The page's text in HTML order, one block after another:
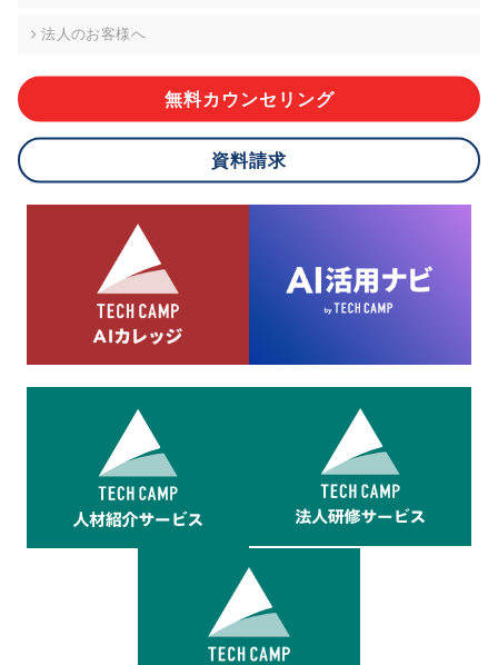
メールアドレス:privacy_policy@di-v.co.jp
ご本人様が当社に個人情報を提供されるかどうかは任意による
応ができない場合があります。
8.cookieにより取得・分析した情報とその利用について
当社は第三者が運営するデータ・マネジメント・プラットフォ
ームからcookieにより収集されたウェブの閲覧機歴及びその分
析結果を取得し、これをお客様の個人データと結びつけた上
で、広告配信等の目的で利用いたします。
法人のお客様へ
無料カウンセリング
資料請求